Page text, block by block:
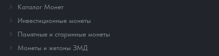
Каталог Монет
Инвестиционные монеты
Памятные и старинные монеты
Монеты и жетоны ЗМД